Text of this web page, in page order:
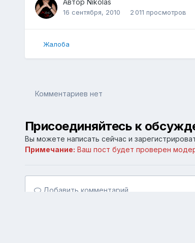
Автор Nikolas
16 сентября, 2010 2 011 просмотров
Жалоба
Комментариев нет
Присоединяйтесь к
Вы можете написать сейчас и
Примечание: Ваш пост будет проверен
Добавить комментарий...